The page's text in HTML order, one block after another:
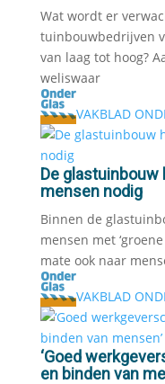
Wat wordt er
tuinbouwbedrijven
van laag tot hoog?
weliswaar
VAKBLAD
De
mensen nodig
Binnen de
mensen met
mate ook naar
VAKBLAD
‘Goed
en binden van